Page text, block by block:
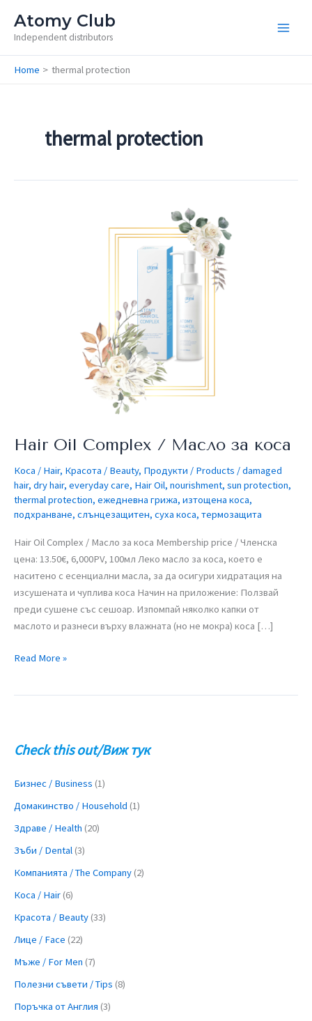
content
Atomy Club
Independent distributors
Home thermal protection
thermal protection
Hair Oil Complex / Масло за коса
Коса / Hair, Красота / Beauty, Продукти / Products /damaged
hair, dry hair, everyday care, Hair Oil, nourishment, sun protection,
thermal protection, ежедневна грижа, изтощена коса,
подхранване, слънцезащитен, суха коса, термозащита
Hair Oil Complex / Масло за коса Membership price / Членска
цена: 13.50€, 6,000PV, 100мл​ Леко масло за коса, което е
наситено с есенциални масла, за да осигури хидратация на
изсушената и чуплива коса Начин на приложение: Ползвай
преди сушене със сешоар. Изпомпай няколко капки от
маслото и разнеси върху влажната (но не мокра) коса […]
Read More »
Check this out/Виж тук
Бизнес / Business (1)
Домакинство / Household (1)
Здраве / Health (20)
Зъби / Dental (3)
Компанията / The Company (2)
Коса / Hair (6)
Красота / Beauty (33)
Лице / Face (22)
Мъже / For Men (7)
Полезни съвети / Tips (8)
Поръчка от Англия (3)